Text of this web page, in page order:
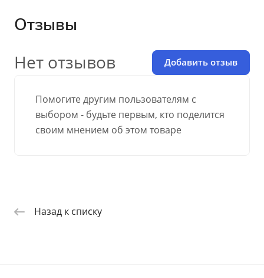
Отзывы
Помогите другим пользователям с
выбором - будьте первым, кто поделится
своим мнением об этом товаре
Нет отзывов Добавить отзыв
Назад к списку